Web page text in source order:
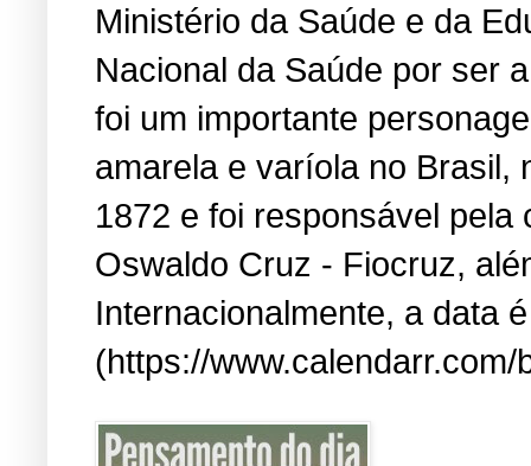
Ministério da Saúde e da
Nacional da Saúde por ser
foi um importante
amarela e varíola no Brasil,
1872 e foi responsável
Oswaldo Cruz - Fiocruz,
Internacionalmente, a data
(https://